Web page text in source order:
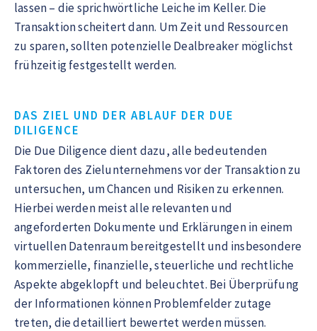
lassen – die sprichwörtliche Leiche im Keller. Die
Transaktion scheitert dann. Um Zeit und Ressourcen
zu sparen, sollten potenzielle Dealbreaker möglichst
frühzeitig festgestellt werden.
DAS ZIEL UND DER ABLAUF DER DUE
DILIGENCE
Die Due Diligence dient dazu, alle bedeutenden
Faktoren des Zielunternehmens vor der Transaktion zu
untersuchen, um Chancen und Risiken zu erkennen.
Hierbei werden meist alle relevanten und
angeforderten Dokumente und Erklärungen in einem
virtuellen Datenraum bereitgestellt und insbesondere
kommerzielle, finanzielle, steuerliche und rechtliche
Aspekte abgeklopft und beleuchtet. Bei Überprüfung
der Informationen können Problemfelder zutage
treten, die detailliert bewertet werden müssen.